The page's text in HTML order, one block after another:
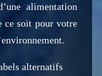
alimentation
ce soit pour votre
alternatifs